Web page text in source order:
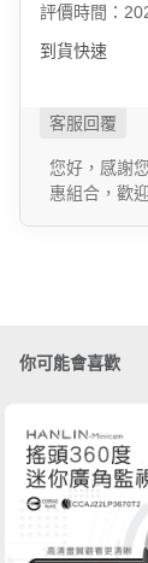
評價時間：
到貨快速
您好，感謝
惠組合，歡
你可能會喜歡